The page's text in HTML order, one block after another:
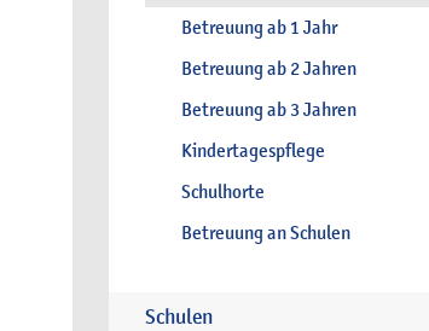
Betreuung ab 1 Jahr
Betreuung ab 2 Jahren
Betreuung ab 3 Jahren
Kindertagespflege
Schulhorte
Betreuung an Schulen
Schulen